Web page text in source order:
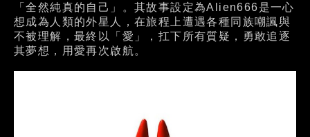
「全然純真的自己」。其故事設定為Alien666是一心
想成為人類的外星人，在旅程上遭遇各種同族嘲諷與
不被理解，最終以「愛」，扛下所有質疑，勇敢追逐
其夢想，用愛再次啟航。